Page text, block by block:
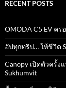
RECENT POSTS
OMODA C5 EV คร
อัปทุกทริป… ให้ชีวิต
Canopy เปิดตัวครั้ง
Sukhumvit